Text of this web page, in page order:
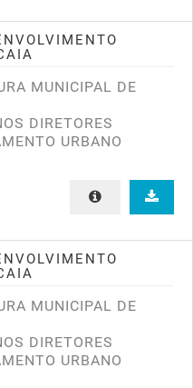
MUNICIPAL DE
DIRETORES
URBANO
MUNICIPAL DE
DIRETORES
URBANO